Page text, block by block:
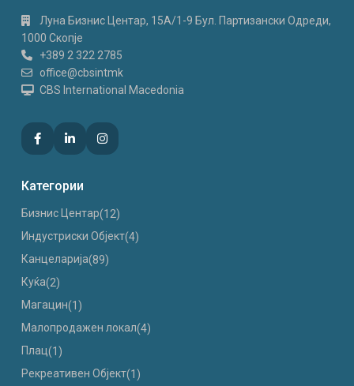
Луна Бизнис Центар, 15A/1-9 Бул. Партизански Одреди,
1000 Скопје
+389 2 322 2785
office@cbsintmk
CBS International Macedonia
Категории
Бизнис Центар(12)
Индустриски Oбјект(4)
Канцеларија(89)
Куќа(2)
Магацин(1)
Малопродажен локал(4)
Плац(1)
Рекреативен Објект(1)